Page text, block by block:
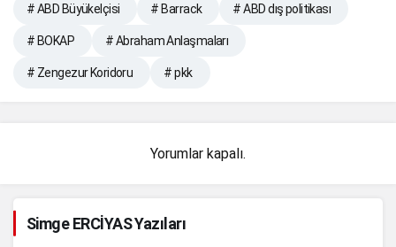
# ABD Büyükelçisi # Barrack # ABD dış politikası
# BOKAP # Abraham Anlaşmaları
# Zengezur Koridoru # pkk
Yorumlar kapalı.
Simge ERCİYAS Yazıları